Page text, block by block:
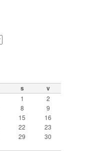
s v
1
2
8
9
15
16
22
23
29
30